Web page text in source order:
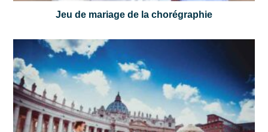
Jeu de mariage de la chorégraphie